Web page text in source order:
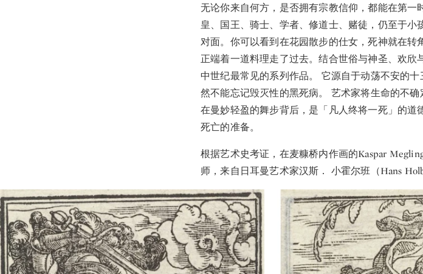
无论你来自何方，是否拥有宗教信仰，都能在第
皇、国王、骑士、学者、修道士、赌徒，仍至于
对面。你可以看到在花园散步的仕女，死神就在
正端着一道料理走了过去。结合世俗与神圣、欢
中世纪最常见的系列作品。 它源自于动荡不安的
然不能忘记毁灭性的黑死病。 艺术家将生命的不
在曼妙轻盈的舞步背后，是「凡人终将一死」的
死亡的准备。
根据艺术史考证，在麦糠桥内作画的Kaspar
师，来自日耳曼艺术家汉斯． 小霍尔班（Hans